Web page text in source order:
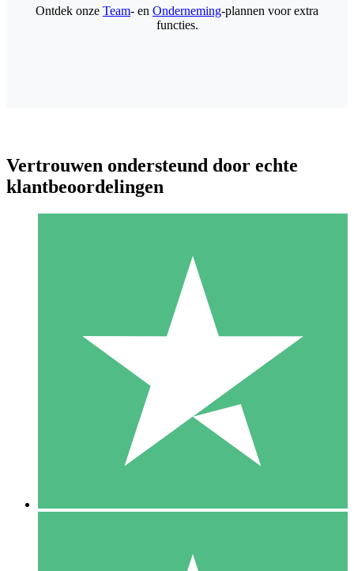
Individuele Creditpakketten
Betaal per gebruik met downloadtegoeden. Geen maandelijkse
1000
10 Downloaden
Ontdek onze Team- en Onderneming-plannen voor extra
functies.
Vertrouwen ondersteund door echte
klantbeoordelingen